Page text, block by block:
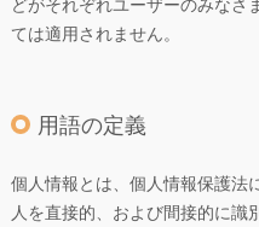
ては適用されません。
用語の定義
個人情報とは、個人情報保護法
人を直接的、および間接的に識